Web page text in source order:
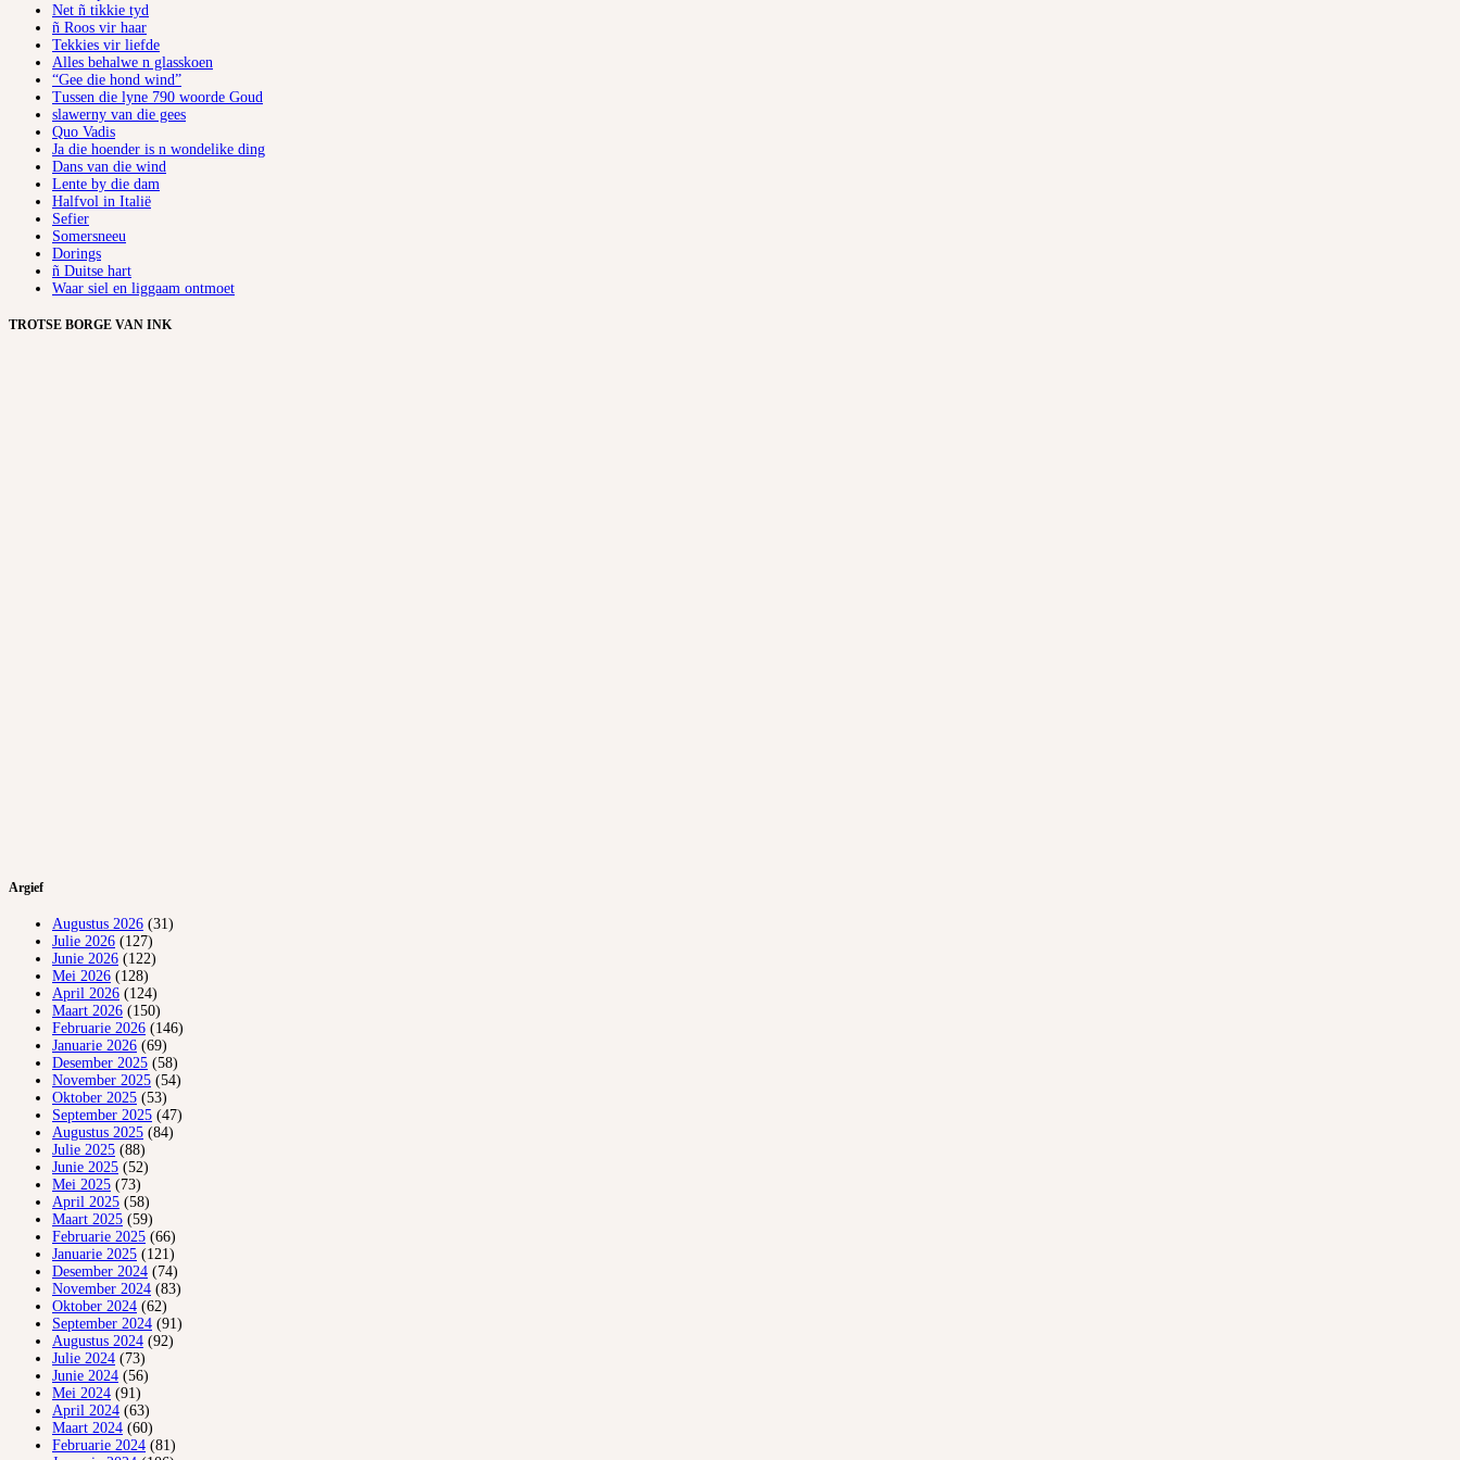
Net ñ tikkie tyd
ñ Roos vir haar
Tekkies vir liefde
Alles behalwe n glasskoen
“Gee die hond wind”
Tussen die lyne 790 woorde Goud
slawerny van die gees
Quo Vadis
Ja die hoender is n wondelike ding
Dans van die wind
Lente by die dam
Halfvol in Italië
Sefier
Somersneeu
Dorings
ñ Duitse hart
Waar siel en liggaam ontmoet
TROTSE BORGE VAN INK
Argief
Augustus 2026 (31)
Julie 2026 (127)
Junie 2026 (122)
Mei 2026 (128)
April 2026 (124)
Maart 2026 (150)
Februarie 2026 (146)
Januarie 2026 (69)
Desember 2025 (58)
November 2025 (54)
Oktober 2025 (53)
September 2025 (47)
Augustus 2025 (84)
Julie 2025 (88)
Junie 2025 (52)
Mei 2025 (73)
April 2025 (58)
Maart 2025 (59)
Februarie 2025 (66)
Januarie 2025 (121)
Desember 2024 (74)
November 2024 (83)
Oktober 2024 (62)
September 2024 (91)
Augustus 2024 (92)
Julie 2024 (73)
Junie 2024 (56)
Mei 2024 (91)
April 2024 (63)
Maart 2024 (60)
Februarie 2024 (81)